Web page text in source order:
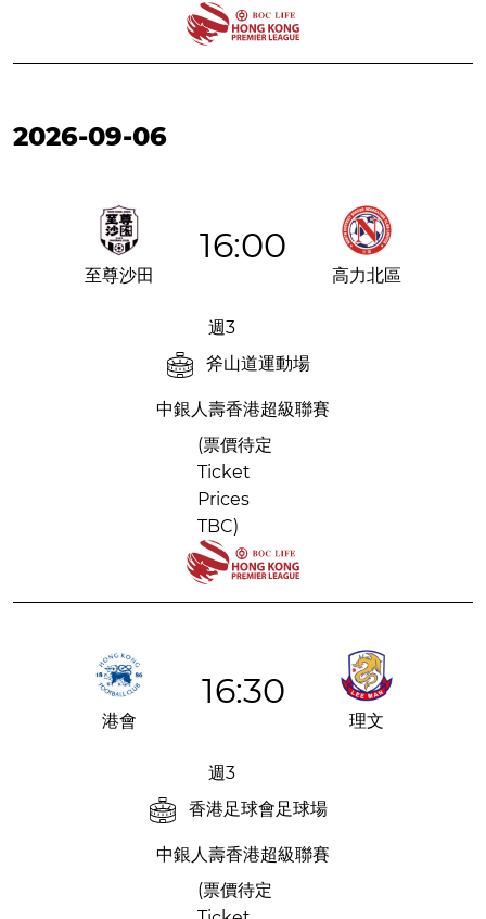
2026-09-06
16:00
至尊沙田 高力北區
週3
斧山道運動場
中銀人壽香港超級聯賽
(票價待定
Ticket
Prices
TBC)
16:30
港會 理文
週3
香港足球會足球場
中銀人壽香港超級聯賽
(票價待定